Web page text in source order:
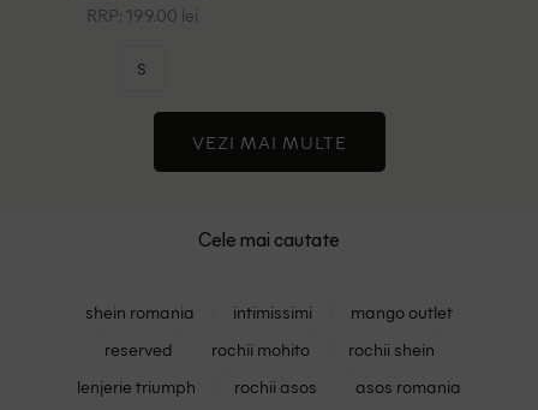
RRP: 199.00 lei
S
VEZI MAI MULTE
Cele mai cautate
shein romania intimissimi
mango outlet
reserved
rochii mohito
rochii shein
lenjerie triumph
rochii asos
asos romania